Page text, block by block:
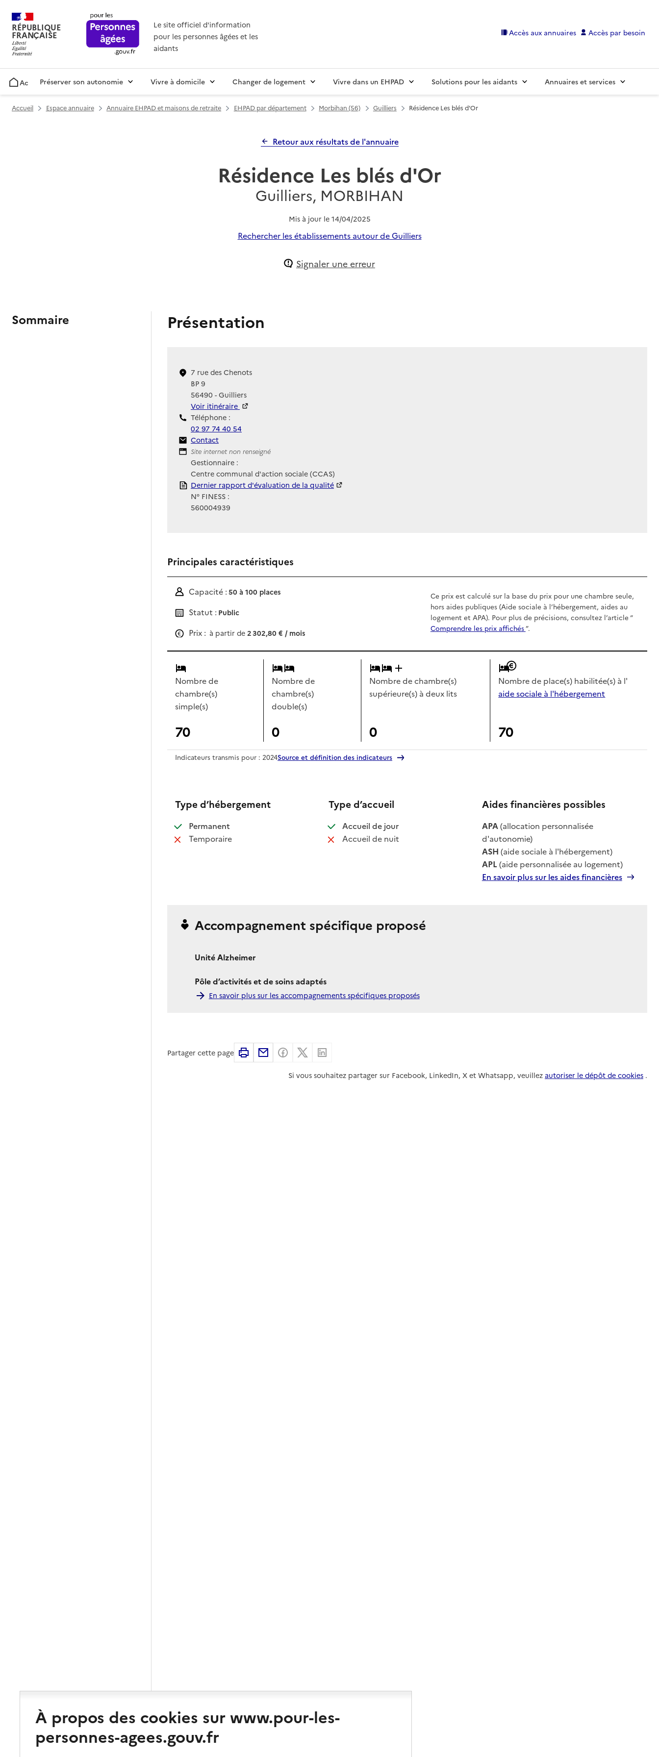
RÉPUBLIQUE
FRANÇAISE
Le site officiel d'information
pour les personnes âgées et les
aidants
Accès aux annuaires Accès par besoin
AccueilPréserver son autonomie Vivre à domicile Changer de logement Vivre dans un EHPAD Solutions pour les aidants Annuaires et services
Accueil Espace annuaire Annuaire EHPAD et maisons de retraite EHPAD par département Morbihan (56) Guilliers Résidence Les blés d'Or
Retour aux résultats de l'annuaire
Résidence Les blés d'Or
Guilliers, MORBIHAN
Mis à jour le 14/04/2025
Rechercher les établissements autour de Guilliers
Signaler une erreur
Sommaire Présentation
7 rue des Chenots
BP 9
56490 - Guilliers
Voir itinéraire
Téléphone :
02 97 74 40 54
Contact
Contact
Site Internet
Site internet non renseigné
Gestionnaire :
Centre communal d'action sociale (CCAS)
Rapport HAS
Dernier rapport d'évaluation de la qualité
N° FINESS :
560004939
Principales caractéristiques
Capacité : 50 à 100 places
Statut : Public
Prix : à partir de 2 302,80 € / mois
Ce prix est calculé sur la base du prix pour une chambre seule,
hors aides publiques (Aide sociale à l’hébergement, aides au
logement et APA). Pour plus de précisions, consultez l’article “
Comprendre les prix affichés”.
Nombre de
chambre(s)
simple(s)
70
Nombre de
chambre(s)
double(s)
0
Nombre de chambre(s)
supérieure(s) à deux lits
0
Nombre de place(s) habilitée(s) à l'
aide sociale à l'hébergement
70
Indicateurs transmis pour : 2024Source et définition des indicateurs
Type d’hébergement
Permanent: disponible
Temporaire: non disponible
Type d’accueil
Accueil de jour: disponible
Accueil de nuit: non disponible
Aides financières possibles
APA(allocation personnalisée
d'autonomie)
ASH (aide sociale à l'hébergement)
APL(aide personnalisée au logement)
En savoir plus sur les aides financières
Accompagnement spécifique proposé
Unité Alzheimer
Pôle d’activités et de soins adaptés
En savoir plus sur les accompagnements spécifiques proposés
Partager cette page ImprimerPartager par email
Partager sur Facebook
Partager sur X
Si vous souhaitez partager sur Facebook, LinkedIn, X et Whatsapp, veuillez autoriser le dépôt de cookies .
À propos des cookies sur www.pour-les-
personnes-agees.gouv.fr